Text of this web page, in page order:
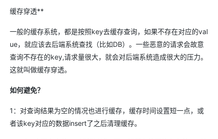
缓存穿透**
一般的缓存系统，都是按照key去缓存查询，如果不存在对应的val
ue，就应该去后端系统查找（比如DB）。一些恶意的请求会故意
查询不存在的key,请求量很大，就会对后端系统造成很大的压力。
这就叫做缓存穿透。
如何避免？
1：对查询结果为空的情况也进行缓存，缓存时间设置短一点，或
者该key对应的数据insert了之后清理缓存。